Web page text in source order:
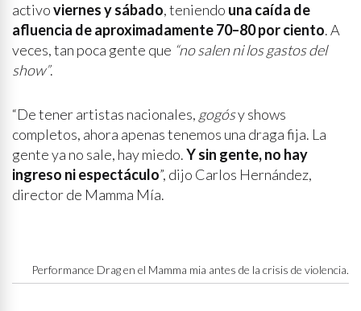
activoviernes y sábado, teniendo una caída de
afluencia de aproximadamente 70–80 por ciento. A
veces, tan poca gente que “no salen ni los gastos del
show”.
“De tener artistas nacionales, gogósy shows
completos, ahora apenas tenemos una draga fija. La
gente ya no sale, hay miedo.Y sin gente, no hay
ingreso ni espectáculo”, dijo Carlos Hernández,
director de Mamma Mía.
Performance Drag en el Mamma mia antes de la crisis de violencia.